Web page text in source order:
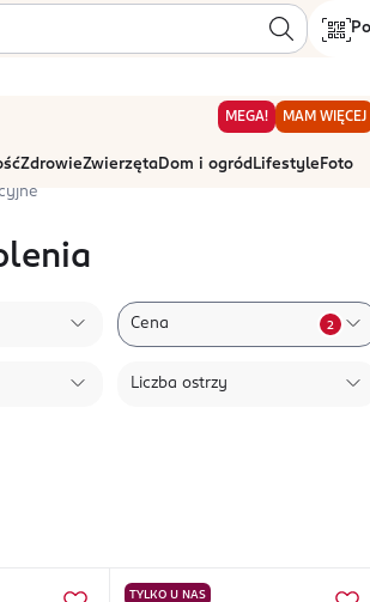
MEGA! MAM WIĘCEJ
ZdrowieZwierzętaDom i ogród Lifestyle Foto
Cena 2
Liczba ostrzy
TYLKO U NAS